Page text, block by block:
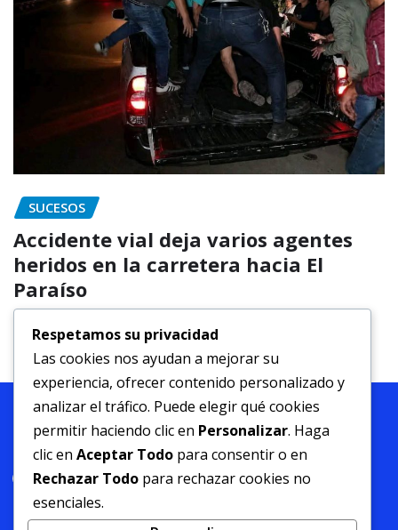
DEPARTAMENTALES
Municipalidad de Gracias inicia
rehabilitación vial en la ruta Tierra
Blanca – Quelacasque
Donaldo Abr 20, 2026
Facebook
YouTube
TikTok
X Instagram
Respetamos su privacidad
Las cookies nos ayudan a mejorar su
experiencia, ofrecer contenido personalizado y
analizar el tráfico. Puede elegir qué cookies
permitir haciendo clic en Personalizar. Haga
clic en Aceptar Todo para consentir o en
Rechazar Todo para rechazar cookies no
esenciales.